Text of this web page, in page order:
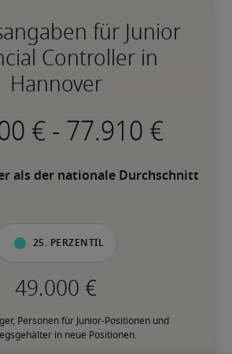
für Junior
Controller in
Hannover
-
als der nationale Durchschnitt
25. Perzentil
Personen für Junior-Positionen und
in neue Positionen.